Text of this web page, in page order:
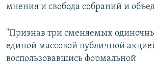
мнения и свобода собраний и
"Признав три сменяемых
единой массовой публичной
воспользовавшись формальной